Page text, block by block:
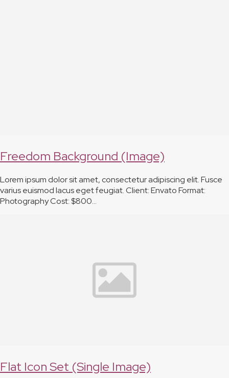
Freedom Background (Image)
Lorem ipsum dolor sit amet, consectetur adipiscing elit. Fusce
varius euismod lacus eget feugiat. Client: Envato Format:
Photography Cost: $800…
Flat Icon Set (Single Image)